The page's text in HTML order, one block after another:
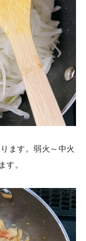
ます。弱火～中火
す。